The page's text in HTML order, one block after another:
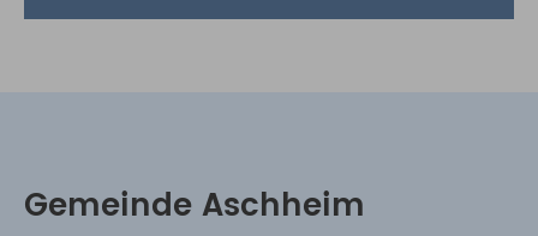
Gemeinde Aschheim